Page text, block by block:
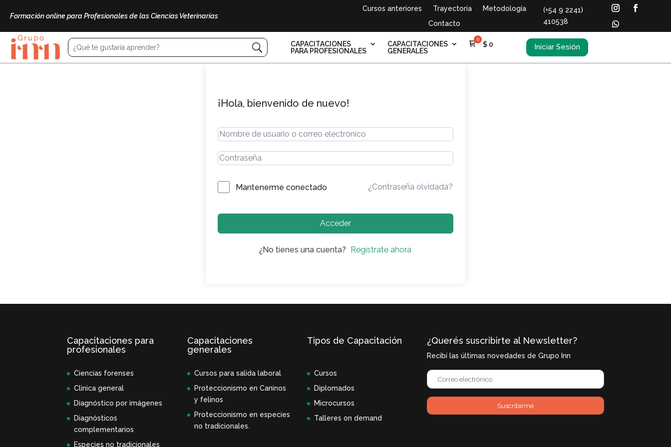
Formación online para Profesionales de las Ciencias Veterinarias
Cursos anteriores Trayectoria
Metodología
Contacto
(+54 9 2241)
410538
CAPACITACIONES
PARA PROFESIONALES
CAPACITACIONES
GENERALES
$ 0 Iniciar Sesión
¡Hola, bienvenido de nuevo!
Mantenerme conectado ¿Contraseña olvidada?
Acceder
¿No tienes una cuenta? Regístrate ahora
Capacitaciones para
profesionales
Ciencias forenses
Clinica general
Diagnóstico por imágenes
Diagnósticos
complementarios
Especies no tradicionales
Capacitaciones
generales
Cursos para salida laboral
Proteccionismo en Caninos
y felinos
Proteccionismo en especies
no tradicionales.
Tipos de Capacitación
Cursos
Diplomados
Microcursos
Talleres on demand
¿Querés suscribirte al Newsletter?
Recibí las últimas novedades de Grupo Inn